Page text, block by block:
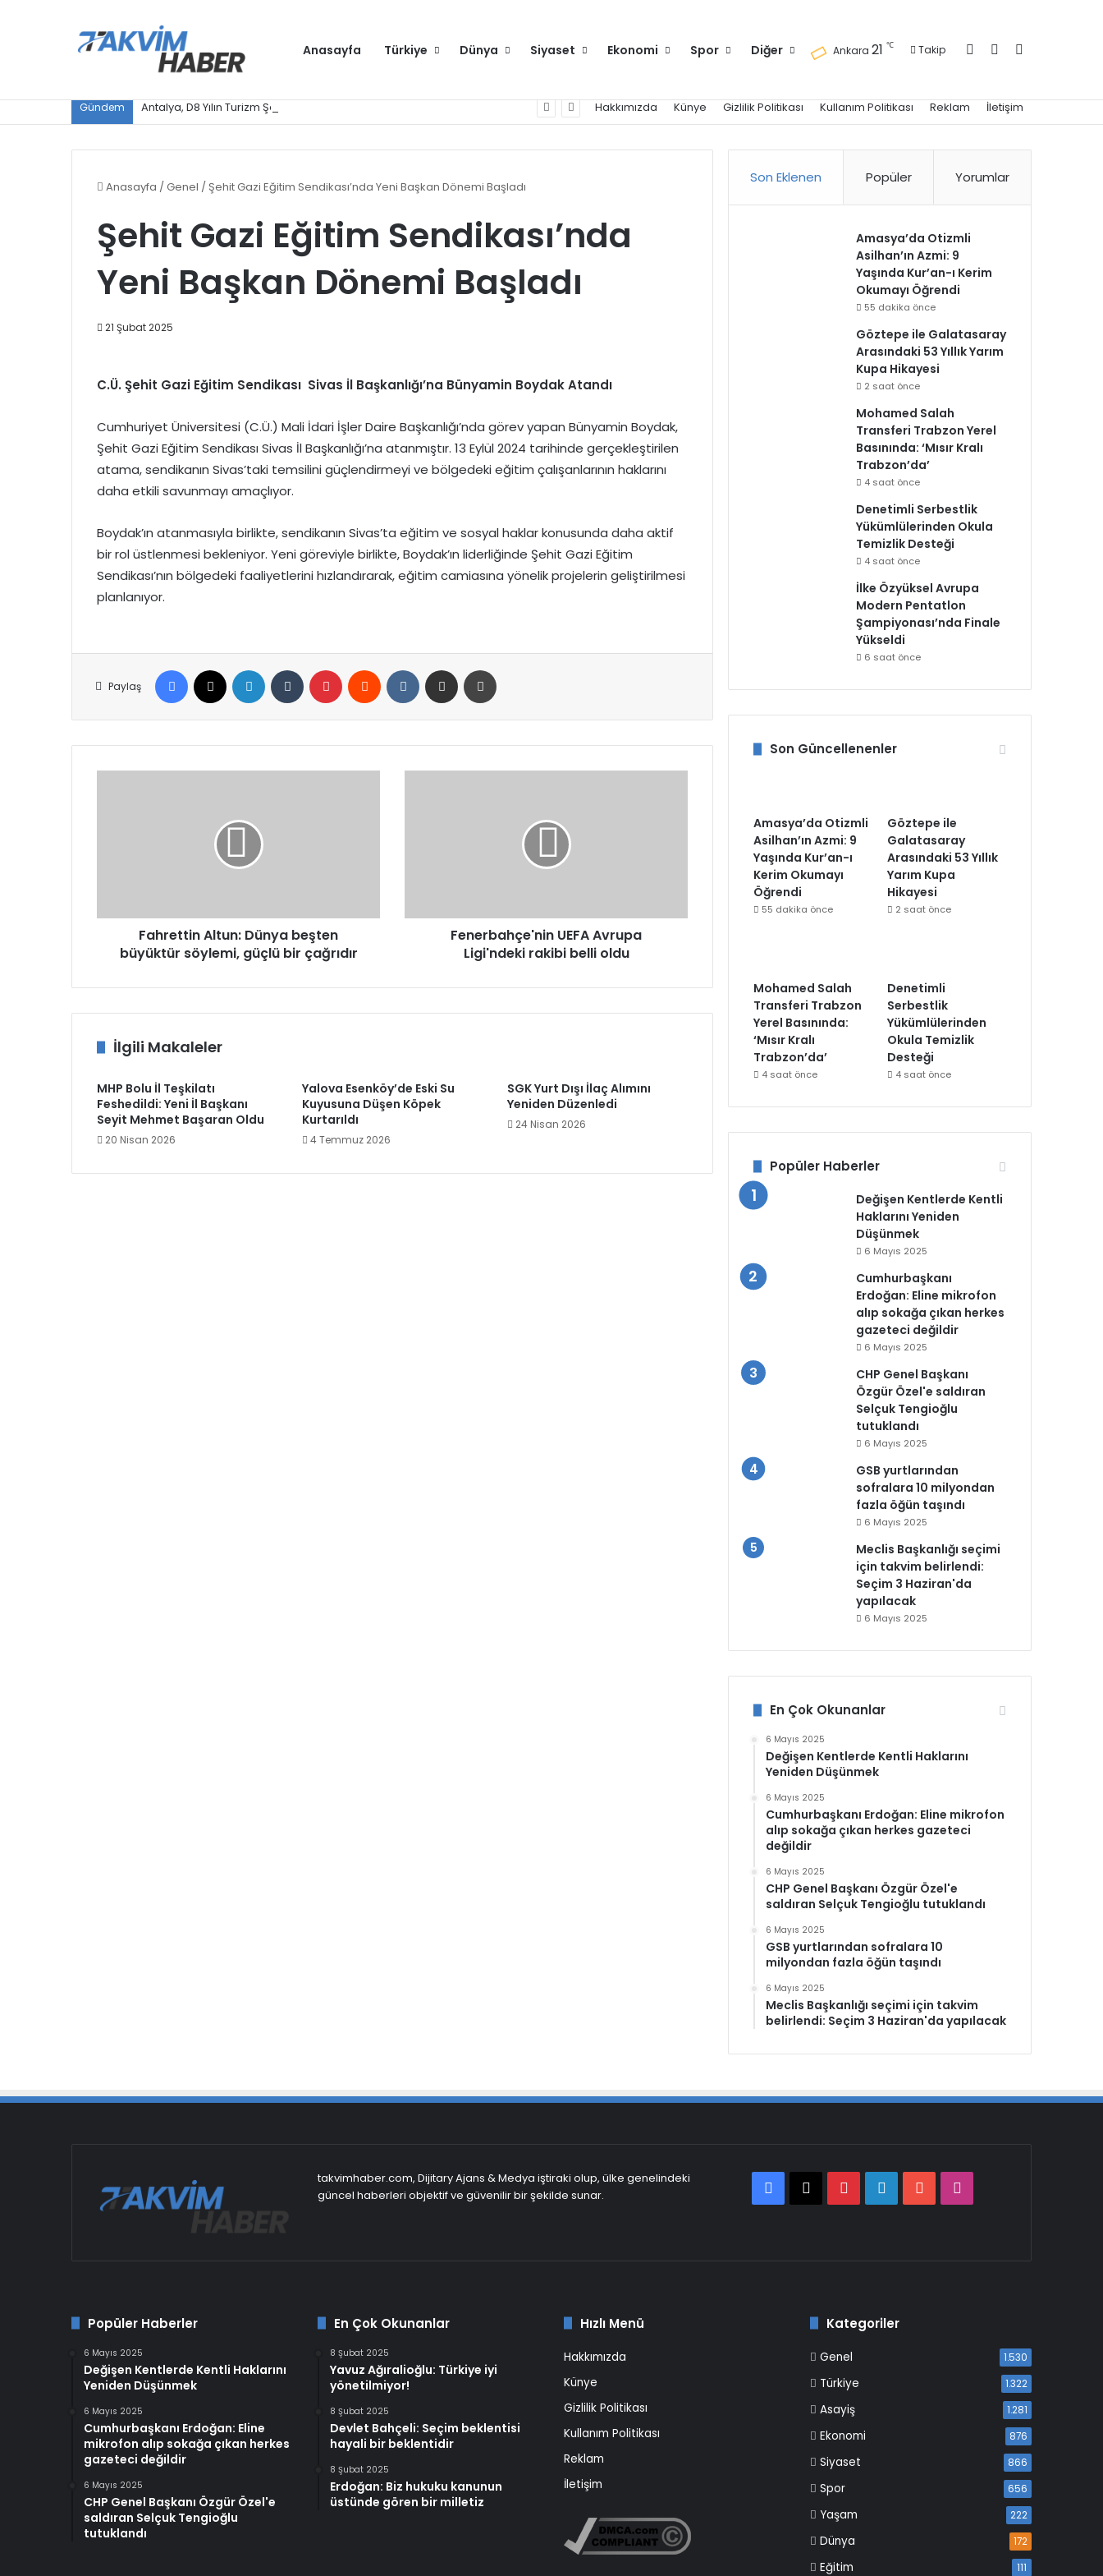
Anasayfa Türkiye Dünya Siyaset Ekonomi Spor Diğer Ankara 21 ℃ Takip Kayıt OlKenar Bölmesi
Gündem Antalya, D8 Yılın Turizm Şehri seçildi Hakkımızda Künye Gizlilik Politikası Kullanım Politikası Reklam İletişim
Anasayfa /Genel /Şehit Gazi Eğitim Sendikası’nda Yeni Başkan Dönemi Başladı
Şehit Gazi Eğitim Sendikası’nda
Yeni Başkan Dönemi Başladı
21 Şubat 2025
C.Ü. Şehit Gazi Eğitim Sendikası Sivas İl Başkanlığı’na Bünyamin Boydak Atandı
Cumhuriyet Üniversitesi (C.Ü.) Mali İdari İşler Daire Başkanlığı’nda görev yapan Bünyamin Boydak,
Şehit Gazi Eğitim Sendikası Sivas İl Başkanlığı’na atanmıştır. 13 Eylül 2024 tarihinde gerçekleştirilen
atama, sendikanın Sivas’taki temsilini güçlendirmeyi ve bölgedeki eğitim çalışanlarının haklarını
daha etkili savunmayı amaçlıyor.
Boydak’ın atanmasıyla birlikte, sendikanın Sivas’ta eğitim ve sosyal haklar konusunda daha aktif
bir rol üstlenmesi bekleniyor. Yeni göreviyle birlikte, Boydak’ın liderliğinde Şehit Gazi Eğitim
Sendikası’nın bölgedeki faaliyetlerini hızlandırarak, eğitim camiasına yönelik projelerin geliştirilmesi
planlanıyor.
Paylaş
Facebook LinkedIn Tumblr Pinterest Reddit VKontakteE-Posta ile paylaş
çağrıdır
Fahrettin Altun: Dünya beşten
büyüktür söylemi, güçlü bir çağrıdır
Fenerbahçe'nin UEFA Avrupa
Ligi'ndeki rakibi belli oldu
İlgili Makaleler
MHP Bolu İl Teşkilatı
Feshedildi: Yeni İl Başkanı
Seyit Mehmet Başaran Oldu
20 Nisan 2026
Yalova Esenköy’de Eski Su
Kuyusuna Düşen Köpek
Kurtarıldı
4 Temmuz 2026
SGK Yurt Dışı İlaç Alımını
Yeniden Düzenledi
24 Nisan 2026
Son Eklenen Popüler Yorumlar
Amasya’da Otizmli
Asilhan’ın Azmi: 9
Yaşında Kur’an-ı Kerim
Okumayı Öğrendi
55 dakika önce
Göztepe ile Galatasaray
Arasındaki 53 Yıllık Yarım
Kupa Hikayesi
2 saat önce
Mohamed Salah
Transferi Trabzon Yerel
Basınında: ‘Mısır Kralı
Trabzon’da’
4 saat önce
Denetimli Serbestlik
Yükümlülerinden Okula
Temizlik Desteği
4 saat önce
İlke Özyüksel Avrupa
Modern Pentatlon
Şampiyonası’nda Finale
Yükseldi
6 saat önce
Son Güncellenenler
Amasya’da Otizmli
Asilhan’ın Azmi: 9
Yaşında Kur’an-ı
Kerim Okumayı
Öğrendi
55 dakika önce
Göztepe ile
Galatasaray
Arasındaki 53 Yıllık
Yarım Kupa
Hikayesi
2 saat önce
Mohamed Salah
Transferi Trabzon
Yerel Basınında:
‘Mısır Kralı
Trabzon’da’
4 saat önce
Denetimli
Serbestlik
Yükümlülerinden
Okula Temizlik
Desteği
4 saat önce
Popüler Haberler
Değişen Kentlerde Kentli
Haklarını Yeniden
Düşünmek
6 Mayıs 2025
Cumhurbaşkanı
Erdoğan: Eline mikrofon
alıp sokağa çıkan herkes
gazeteci değildir
6 Mayıs 2025
CHP Genel Başkanı
Özgür Özel'e saldıran
Selçuk Tengioğlu
tutuklandı
6 Mayıs 2025
GSB yurtlarından
sofralara 10 milyondan
fazla öğün taşındı
6 Mayıs 2025
Meclis Başkanlığı seçimi
için takvim belirlendi:
Seçim 3 Haziran'da
yapılacak
6 Mayıs 2025
En Çok Okunanlar
6 Mayıs 2025
Değişen Kentlerde Kentli Haklarını
Yeniden Düşünmek
6 Mayıs 2025
Cumhurbaşkanı Erdoğan: Eline mikrofon
alıp sokağa çıkan herkes gazeteci
değildir
6 Mayıs 2025
CHP Genel Başkanı Özgür Özel'e
saldıran Selçuk Tengioğlu tutuklandı
6 Mayıs 2025
GSB yurtlarından sofralara 10
milyondan fazla öğün taşındı
6 Mayıs 2025
Meclis Başkanlığı seçimi için takvim
belirlendi: Seçim 3 Haziran'da yapılacak
takvimhaber.com, Dijitary Ajans & Medya iştiraki olup, ülke genelindeki
güncel haberleri objektif ve güvenilir bir şekilde sunar.
Facebook
X PinterestLinkedInYouTube
Popüler Haberler
6 Mayıs 2025
Değişen Kentlerde Kentli Haklarını
Yeniden Düşünmek
6 Mayıs 2025
Cumhurbaşkanı Erdoğan: Eline
mikrofon alıp sokağa çıkan herkes
gazeteci değildir
6 Mayıs 2025
CHP Genel Başkanı Özgür Özel'e
saldıran Selçuk Tengioğlu
tutuklandı
En Çok Okunanlar
8 Şubat 2025
Yavuz Ağıralioğlu: Türkiye iyi
yönetilmiyor!
8 Şubat 2025
Devlet Bahçeli: Seçim beklentisi
hayali bir beklentidir
8 Şubat 2025
Erdoğan: Biz hukuku kanunun
üstünde gören bir milletiz
Hızlı Menü
Hakkımızda
Künye
Gizlilik Politikası
Kullanım Politikası
Reklam
İletişim
Kategoriler
Genel 1.530
Türkiye 1.322
Asayiş 1.281
Ekonomi 876
Siyaset 866
Spor 656
Yaşam 222
Dünya 172
Eğitim 111